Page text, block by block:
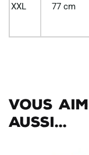
XXL 77 cm
Vous
aussi...